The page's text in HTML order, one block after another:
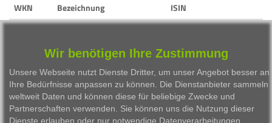
WKN
Bezeichnung
ISIN
EUR/USD
EU0009652759
725750
METRO AG
DE0007257503
722670
SUESS MICROTEC AG
DE0007226706
589540
GRAMMER AG DE0005895403
Wir benötigen Ihre Zustimmung
Unsere Webseite nutzt Dienste Dritter, um unser Angebot besser an
Ihre Bedürfnisse anpassen zu können. Die Dienstanbieter sammeln
weltweit Daten und können diese für beliebige Zwecke und
Partnerschaften verwenden. Sie können uns die Nutzung dieser
Dienste erlauben oder nur notwendige Datenverarbeitungen